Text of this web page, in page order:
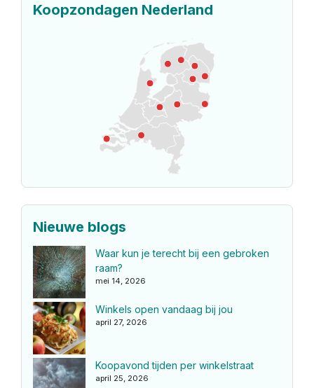
Koopzondagen Nederland
Nieuwe blogs
Waar kun je terecht bij een gebroken
raam?
mei 14, 2026
Winkels open vandaag bij jou
april 27, 2026
Koopavond tijden per winkelstraat
april 25, 2026